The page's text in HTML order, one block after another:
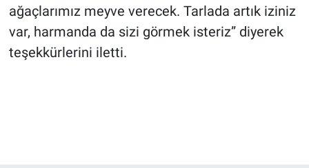
ağaçlarımız meyve verecek. Tarlada artık iziniz
var, harmanda da sizi görmek isteriz” diyerek
teşekkürlerini iletti.